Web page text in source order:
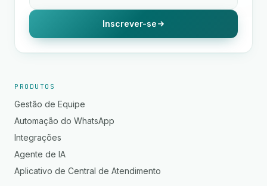
Inscrever-se
PRODUTOS
Gestão de Equipe
Automação do WhatsApp
Integrações
Agente de IA
Aplicativo de Central de Atendimento